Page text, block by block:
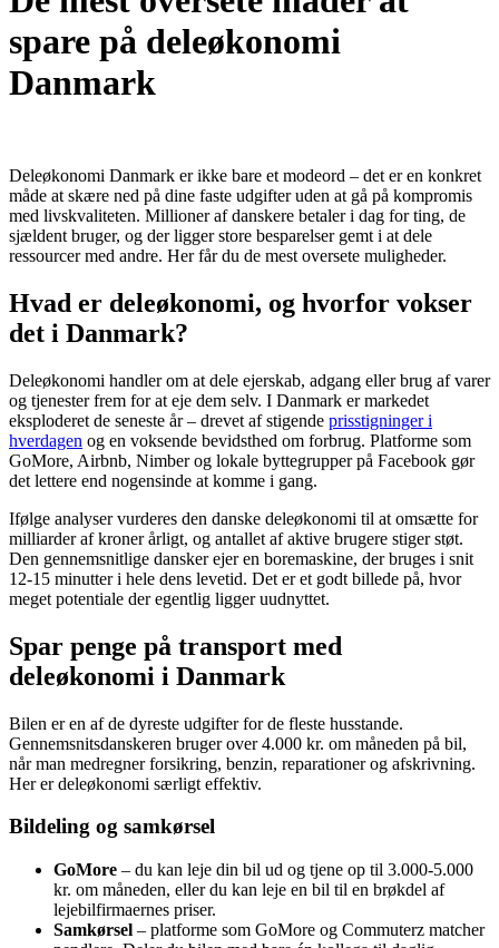
spare på deleøkonomi
Danmark
Deleøkonomi Danmark er ikke bare et modeord – det er en konkret
måde at skære ned på dine faste udgifter uden at gå på kompromis
med livskvaliteten. Millioner af danskere betaler i dag for ting, de
sjældent bruger, og der ligger store besparelser gemt i at dele
ressourcer med andre. Her får du de mest oversete muligheder.
Hvad er deleøkonomi, og hvorfor vokser
det i Danmark?
Deleøkonomi handler om at dele ejerskab, adgang eller brug af varer
og tjenester frem for at eje dem selv. I Danmark er markedet
eksploderet de seneste år – drevet af stigende prisstigninger i
hverdagen og en voksende bevidsthed om forbrug. Platforme som
GoMore, Airbnb, Nimber og lokale byttegrupper på Facebook gør
det lettere end nogensinde at komme i gang.
Ifølge analyser vurderes den danske deleøkonomi til at omsætte for
milliarder af kroner årligt, og antallet af aktive brugere stiger støt.
Den gennemsnitlige dansker ejer en boremaskine, der bruges i snit
12-15 minutter i hele dens levetid. Det er et godt billede på, hvor
meget potentiale der egentlig ligger uudnyttet.
Spar penge på transport med
deleøkonomi i Danmark
Bilen er en af de dyreste udgifter for de fleste husstande.
Gennemsnitsdanskeren bruger over 4.000 kr. om måneden på bil,
når man medregner forsikring, benzin, reparationer og afskrivning.
Her er deleøkonomi særligt effektiv.
Bildeling og samkørsel
GoMore – du kan leje din bil ud og tjene op til 3.000-5.000
kr. om måneden, eller du kan leje en bil til en brøkdel af
lejebilfirmaernes priser.
Samkørsel – platforme som GoMore og Commuterz matcher